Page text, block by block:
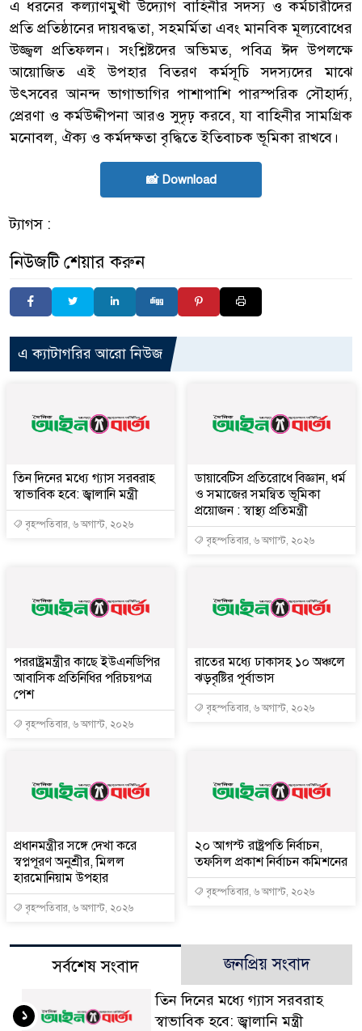
এ ধরনের কল্যাণমুখী উদ্যোগ বাহিনীর সদস্য ও কর্মচারীদের
প্রতি প্রতিষ্ঠানের দায়বদ্ধতা, সহমর্মিতা এবং মানবিক মূল্যবোধের
উজ্জ্বল প্রতিফলন। সংশ্লিষ্টদের অভিমত, পবিত্র ঈদ উপলক্ষে
আয়োজিত এই উপহার বিতরণ কর্মসূচি সদস্যদের মাঝে
উৎসবের আনন্দ ভাগাভাগির পাশাপাশি পারস্পরিক সৌহার্দ্য,
প্রেরণা ও কর্মউদ্দীপনা আরও সুদৃঢ় করবে, যা বাহিনীর সামগ্রিক
মনোবল, ঐক্য ও কর্মদক্ষতা বৃদ্ধিতে ইতিবাচক ভূমিকা রাখবে।
📸 Download
ট্যাগস :
নিউজটি শেয়ার করুন
এ ক্যাটাগরির আরো নিউজ
তিন দিনের মধ্যে গ্যাস সরবরাহ
স্বাভাবিক হবে: জ্বালানি মন্ত্রী
বৃহস্পতিবার, ৬ অগাস্ট, ২০২৬
ডায়াবেটিস প্রতিরোধে বিজ্ঞান, ধর্ম
ও সমাজের সমন্বিত ভূমিকা
প্রয়োজন : স্বাস্থ্য প্রতিমন্ত্রী
বৃহস্পতিবার, ৬ অগাস্ট, ২০২৬
পররাষ্ট্রমন্ত্রীর কা‌ছে ইউএনডিপির
আবাসিক প্রতিনিধির পরিচয়পত্র
পেশ
বৃহস্পতিবার, ৬ অগাস্ট, ২০২৬
রাতের মধ্যে ঢাকাসহ ১০ অঞ্চলে
ঝড়বৃষ্টির পূর্বাভাস
বৃহস্পতিবার, ৬ অগাস্ট, ২০২৬
প্রধানমন্ত্রীর সঙ্গে দেখা করে
স্বপ্নপূরণ অনুশ্রীর, মিলল
হারমোনিয়াম উপহার
বৃহস্পতিবার, ৬ অগাস্ট, ২০২৬
২০ আগস্ট রাষ্ট্রপতি নির্বাচন,
তফসিল প্রকাশ নির্বাচন কমিশনের
বৃহস্পতিবার, ৬ অগাস্ট, ২০২৬
সর্বশেষ সংবাদ জনপ্রিয় সংবাদ
তিন দিনের মধ্যে গ্যাস সরবরাহ
স্বাভাবিক হবে: জ্বালানি মন্ত্রী
১